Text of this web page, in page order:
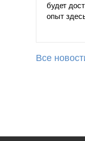
будет
опыт
Все